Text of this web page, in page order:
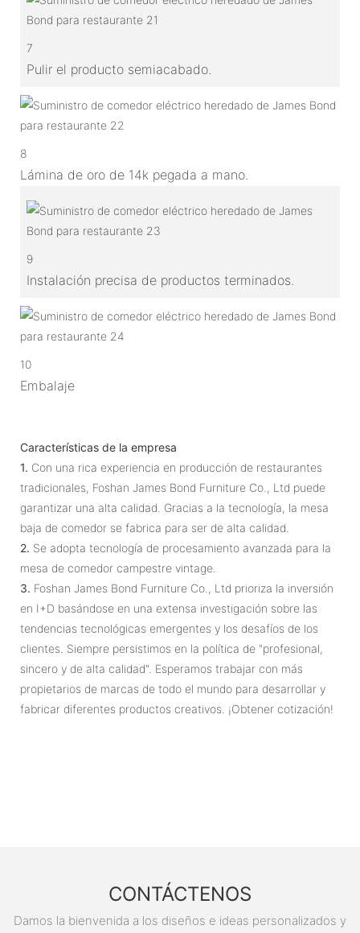
7
Pulir el producto semiacabado.
8
Lámina de oro de 14k pegada a mano.
9
Instalación precisa de productos terminados.
10
Embalaje
Características de la empresa
1. Con una rica experiencia en producción de restaurantes
tradicionales, Foshan James Bond Furniture Co., Ltd puede
garantizar una alta calidad. Gracias a la tecnología, la mesa
baja de comedor se fabrica para ser de alta calidad.
2. Se adopta tecnología de procesamiento avanzada para la
mesa de comedor campestre vintage.
3. Foshan James Bond Furniture Co., Ltd prioriza la inversión
en I+D basándose en una extensa investigación sobre las
tendencias tecnológicas emergentes y los desafíos de los
clientes. Siempre persistimos en la política de "profesional,
sincero y de alta calidad". Esperamos trabajar con más
propietarios de marcas de todo el mundo para desarrollar y
fabricar diferentes productos creativos. ¡Obtener cotización!
CONTÁCTENOS
Damos la bienvenida a los diseños e ideas personalizados y